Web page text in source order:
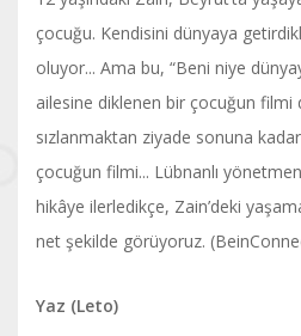
çocuğu. Kendisini dünyaya
oluyor... Ama bu, “Beni niye
ailesine diklenen bir çocuğun filmi
sızlanmaktan ziyade sonuna
çocuğun filmi... Lübnanlı
hikâye ilerledikçe, Zain’deki
net şekilde görüyoruz.
Yaz (Leto)